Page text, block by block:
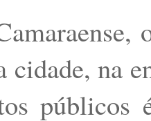
cidade, na